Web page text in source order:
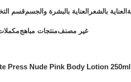
العناية بالشعر العناية بالبشرة والجسمقسم
غير مصنفمنتجات مباهج
Press Nude Pink Body Lotion 250ml‏